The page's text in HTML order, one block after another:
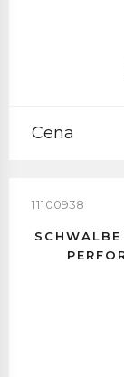
Cena
11100938